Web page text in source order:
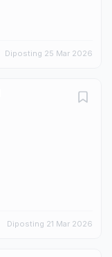
Diposting 25 Mar 2026
Diposting 21 Mar 2026